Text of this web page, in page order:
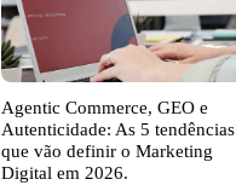
Agentic Commerce, GEO e
Autenticidade: As 5 tendências
que vão definir o Marketing
Digital em 2026.